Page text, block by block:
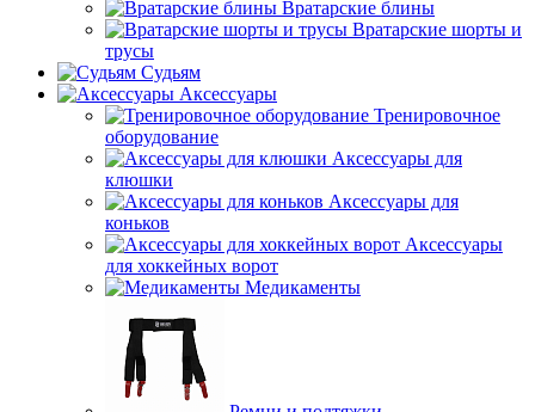
Вратарские блины
Вратарские шорты и
трусы
Судьям
Аксессуары
Тренировочное
оборудование
Аксессуары для
клюшки
Аксессуары для
коньков
Аксессуары
для хоккейных ворот
Медикаменты